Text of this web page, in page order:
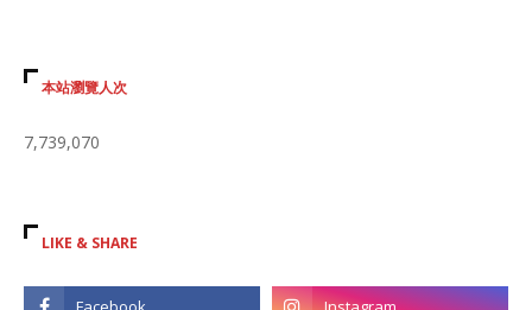
本站瀏覽人次
7,739,070
LIKE & SHARE